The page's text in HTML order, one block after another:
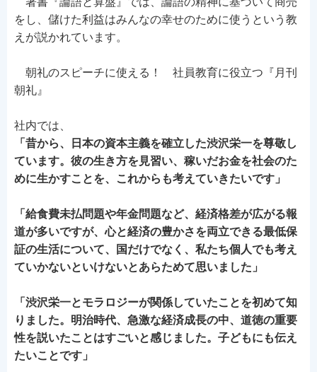
をし、儲けた利益はみんなの幸せのために使うという教
えが説かれています。
朝礼のスピーチに使える！ 社員教育に役立つ『月刊
朝礼』
社内では、
「昔から、日本の資本主義を確立した渋沢栄一を尊敬し
ています。彼の生き方を見習い、稼いだお金を社会のた
めに生かすことを、これからも考えていきたいです」
「給食費未払問題や年金問題など、経済格差が広がる報
道が多いですが、心と経済の豊かさを両立できる最低保
証の生活について、国だけでなく、私たち個人でも考え
ていかないといけないとあらためて思いました」
「渋沢栄一とモラロジーが関係していたことを初めて知
りました。明治時代、急激な経済成長の中、道徳の重要
性を説いたことはすごいと感じました。子どもにも伝え
たいことです」